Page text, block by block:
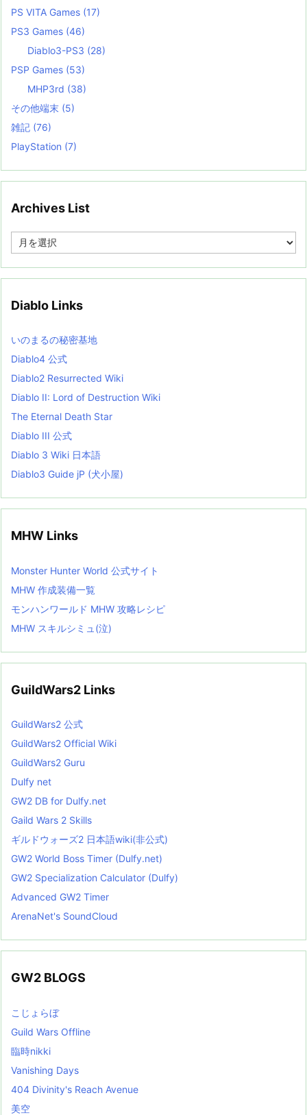
PS VITA Games (17)
PS3 Games (46)
Diablo3-PS3 (28)
PSP Games (53)
MHP3rd (38)
その他端末 (5)
雑記 (76)
PlayStation (7)
Archives List
e
i
s
t
Diablo Links
いのまるの秘密基地
Diablo4 公式
Diablo2 Resurrected Wiki
Diablo II: Lord of Destruction Wiki
The Eternal Death Star
Diablo III 公式
Diablo 3 Wiki 日本語
Diablo3 Guide jP (犬小屋)
MHW Links
Monster Hunter World 公式サイト
MHW 作成装備一覧
モンハンワールド MHW 攻略レシピ
MHW スキルシミュ(泣)
GuildWars2 Links
GuildWars2 公式
GuildWars2 Official Wiki
GuildWars2 Guru
Dulfy net
GW2 DB for Dulfy.net
Gaild Wars 2 Skills
ギルドウォーズ2 日本語wiki(非公式)
GW2 World Boss Timer (Dulfy.net)
GW2 Specialization Calculator (Dulfy)
Advanced GW2 Timer
ArenaNet's SoundCloud
GW2 BLOGS
こじょらぼ
Guild Wars Offline
臨時nikki
Vanishing Days
404 Divinity's Reach Avenue
美空